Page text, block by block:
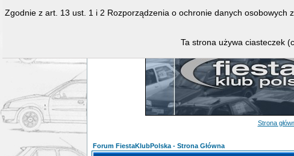
Strona
Forum FiestaKlubPolska - Strona Główna
Zgodnie z art. 13 ust. 1 i 2 Rozporządzenia o ochronie danych osobowych
Ta strona używa ciasteczek